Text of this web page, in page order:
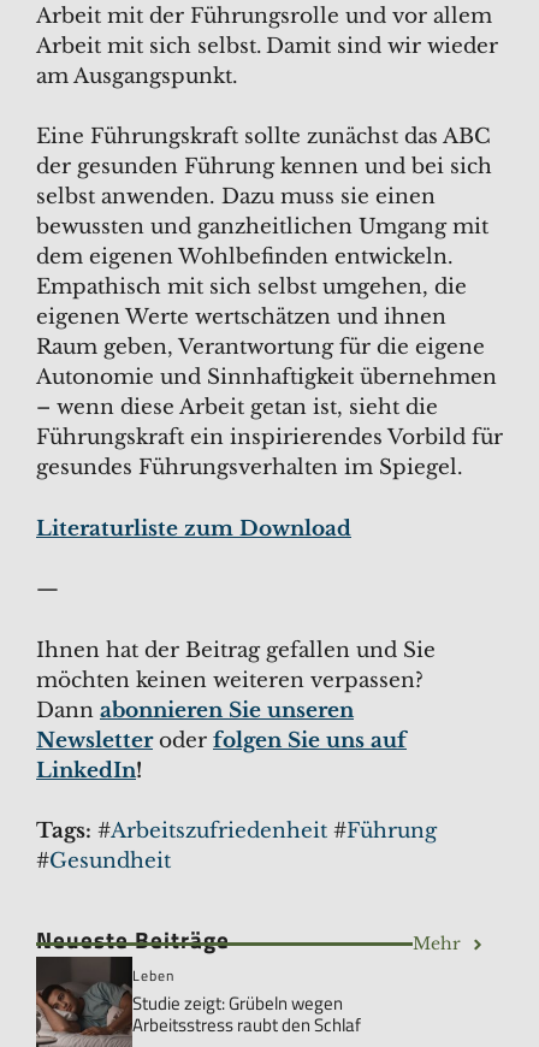
Arbeit mit der Führungsrolle und vor allem
Arbeit mit sich selbst. Damit sind wir wieder
am Ausgangspunkt.
Eine Führungskraft sollte zunächst das ABC
der gesunden Führung kennen und bei sich
selbst anwenden. Dazu muss sie einen
bewussten und ganzheitlichen Umgang mit
dem eigenen Wohlbefinden entwickeln.
Empathisch mit sich selbst umgehen, die
eigenen Werte wertschätzen und ihnen
Raum geben, Verantwortung für die eigene
Autonomie und Sinnhaftigkeit übernehmen
– wenn diese Arbeit getan ist, sieht die
Führungskraft ein inspirierendes Vorbild für
gesundes Führungsverhalten im Spiegel.
Literaturliste zum Download
—
Ihnen hat der Beitrag gefallen und Sie
möchten keinen weiteren verpassen?
Dann abonnieren Sie unseren
Newsletter oder folgen Sie uns auf
LinkedIn!
Tags: #Arbeitszufriedenheit #Führung
#Gesundheit
Neueste Beiträge Mehr
Leben
Studie zeigt: Grübeln wegen
Arbeitsstress raubt den Schlaf